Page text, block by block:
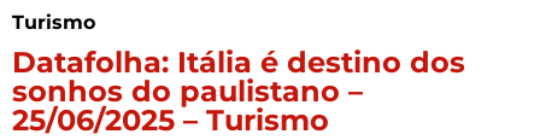
Turismo
Datafolha: Itália é destino dos
sonhos do paulistano –
25/06/2025 – Turismo